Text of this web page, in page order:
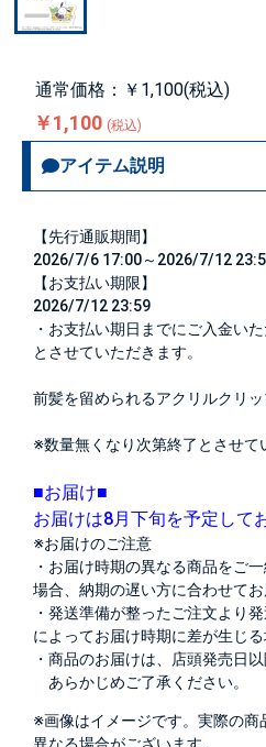
通常価格：￥1,100(税込)
￥1,100 (税込)
アイテム説明
【先行通販期間】
2026/7/6 17:00～2026/7/12
【お支払い期限】
2026/7/12 23:59
・お支払い期日までにご入金い
とさせていただきます。
前髪を留められるアクリルクリッ
※数量無くなり次第終了とさせて
■お届け■
お届けは8月下旬を予定して
※お届けのご注意
・お届け時期の異なる商品をご
場合、納期の遅い方に合わせてお
・発送準備が整ったご注文より
によってお届け時期に差が生じる
・商品のお届けは、店頭発売日以
あらかじめご了承ください。
※画像はイメージです。実際の